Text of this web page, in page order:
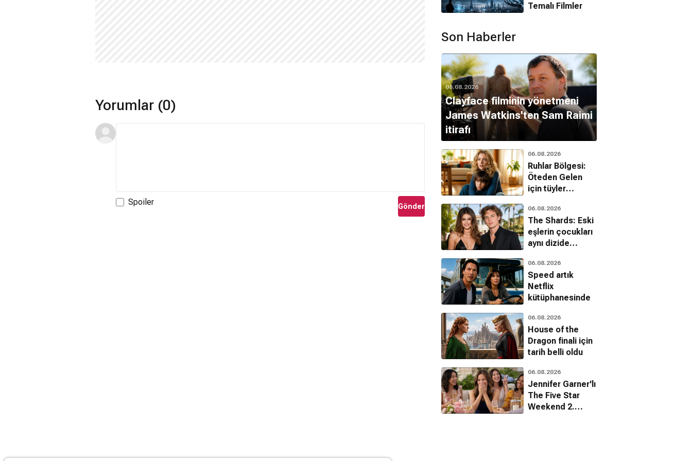
Yorumlar (0)
Spoiler Gönder
Temalı Filmler
Son Haberler
06.08.2026
Clayface filminin yönetmeni
James Watkins'ten Sam Raimi
itirafı
06.08.2026
Ruhlar Bölgesi:
Öteden Gelen
için tüyler
fragman
06.08.2026
The Shards: Eski
eşlerin çocukları
aynı dizide
06.08.2026
Speed artık
Netflix
kütüphanesinde
06.08.2026
House of the
Dragon finali için
tarih belli oldu
06.08.2026
Jennifer Garner'lı
The Five Star
Weekend 2.